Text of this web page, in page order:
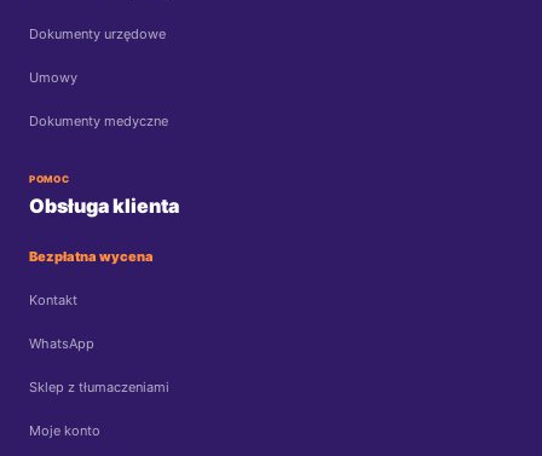
Dokumenty urzędowe
Umowy
Dokumenty medyczne
POMOC
Obsługa klienta
Bezpłatna wycena
Kontakt
WhatsApp
Sklep z tłumaczeniami
Moje konto